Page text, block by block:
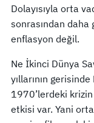
Dolayısıyla orta
sonrasından daha
enflasyon değil.
Ne İkinci Dünya
yıllarının
1970’lerdeki
etkisi var. Yani